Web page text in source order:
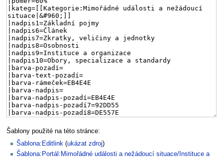
Šablony použité na této stránce:
Šablona:Editlink (ukázat zdroj)
Šablona:Portál:Mimořádné události a nežádoucí situace/Instituce a